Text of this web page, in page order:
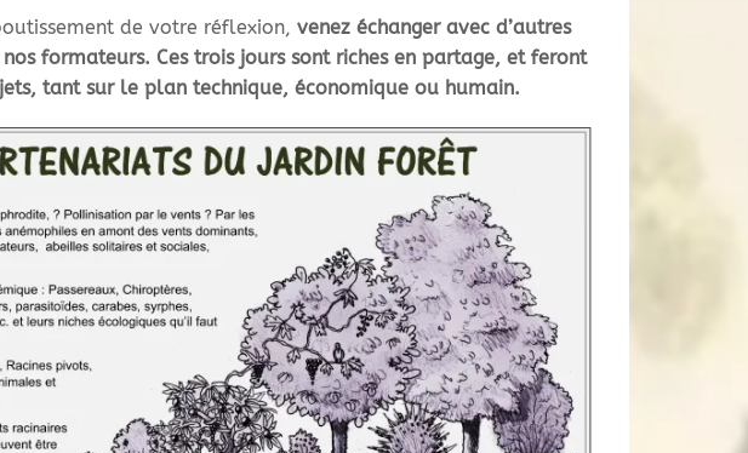
de votre réflexion, venez échanger avec d’autres
formateurs. Ces trois jours sont riches en partage, et feront
tant sur le plan technique, économique ou humain.